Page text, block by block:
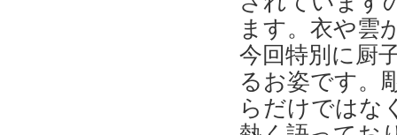
ます。衣や雲
今回特別に厨
るお姿です。
らだけではな